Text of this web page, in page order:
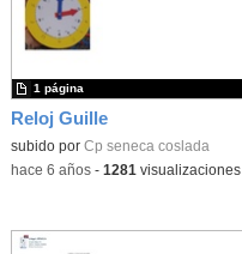
Reloj Guille
subido por Cp seneca coslada
1 página
-hace 6 años- 1281 visualizaciones